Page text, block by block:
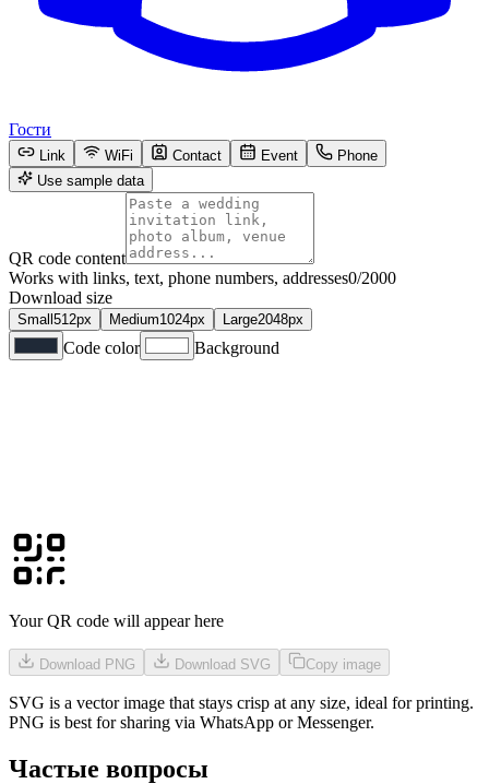
Гости
Link WiFi Contact Event
Phone
Use sample data
QR code content
Works with links, text, phone numbers, addresses0/2000
Download size
Small 512px Medium1024px Large2048px
Code color Background
Your QR code will appear here
Download PNG Download SVG Copy image
SVG is a vector image that stays crisp at any size, ideal for printing.
PNG is best for sharing via WhatsApp or Messenger.
Частые вопросы